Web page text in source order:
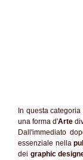
In questa
una forma d'Arte
Dall'immediato
essenziale nella
dei graphic